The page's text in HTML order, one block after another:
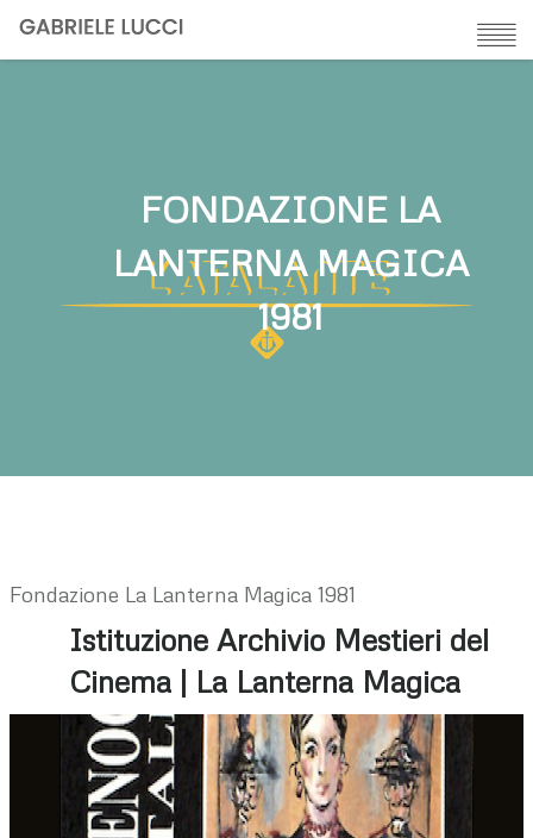
Skip
main
FONDAZIONE LA
LANTERNA MAGICA
1981
Fondazione La Lanterna Magica 1981
Istituzione Archivio Mestieri del
Cinema | La Lanterna Magica